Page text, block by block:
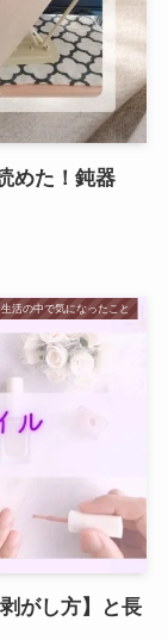
めた！鈍器
生活の中で気になったこと
がし方】と長